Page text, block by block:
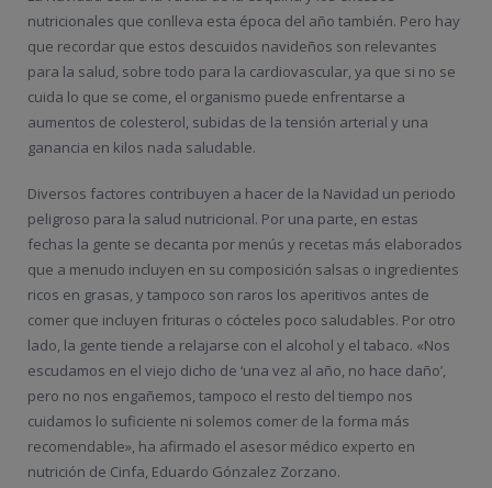
nutricionales que conlleva esta época del año también. Pero hay
que recordar que estos descuidos navideños son relevantes
para la salud, sobre todo para la cardiovascular, ya que si no se
cuida lo que se come, el organismo puede enfrentarse a
aumentos de colesterol, subidas de la tensión arterial y una
ganancia en kilos nada saludable.
Diversos factores contribuyen a hacer de la Navidad un periodo
peligroso para la salud nutricional. Por una parte, en estas
fechas la gente se decanta por menús y recetas más elaborados
que a menudo incluyen en su composición salsas o ingredientes
ricos en grasas, y tampoco son raros los aperitivos antes de
comer que incluyen frituras o cócteles poco saludables. Por otro
lado, la gente tiende a relajarse con el alcohol y el tabaco. «Nos
escudamos en el viejo dicho de ‘una vez al año, no hace daño’,
pero no nos engañemos, tampoco el resto del tiempo nos
cuidamos lo suficiente ni solemos comer de la forma más
recomendable», ha afirmado el asesor médico experto en
nutrición de Cinfa, Eduardo Gónzalez Zorzano.